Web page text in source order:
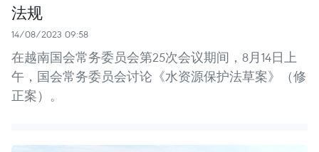
法规
14/08/2023 09:58
在越南国会常务委员会第25次会议期间，8月14日上
午，国会常务委员会讨论《水资源保护法草案》（修
正案）。 ​